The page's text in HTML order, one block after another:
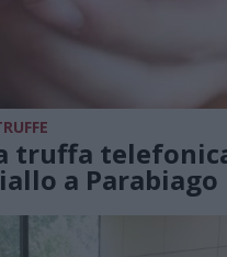
truffa
a Parabiago